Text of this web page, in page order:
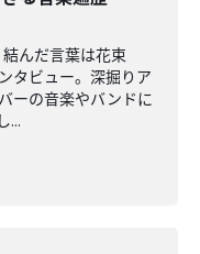
んだ言葉は花束
タビュー。深掘りア
ーの音楽やバンドに
...